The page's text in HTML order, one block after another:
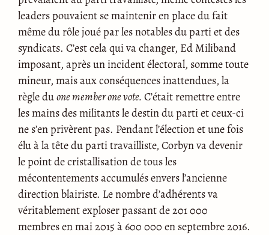
leaders pouvaient se maintenir en place du fait
même du rôle joué par les notables du parti et des
syndicats. C’est cela qui va changer, Ed Miliband
imposant, après un incident électoral, somme toute
mineur, mais aux conséquences inattendues, la
règle duone member one vote. C’était remettre entre
les mains des militants le destin du parti et ceux-ci
ne s’en privèrent pas. Pendant l’élection et une fois
élu à la tête du parti travailliste, Corbyn va devenir
le point de cristallisation de tous les
mécontentements accumulés envers l’ancienne
direction blairiste. Le nombre d’adhérents va
véritablement exploser passant de 201 000
membres en mai 2015 à 600 000 en septembre 2016.